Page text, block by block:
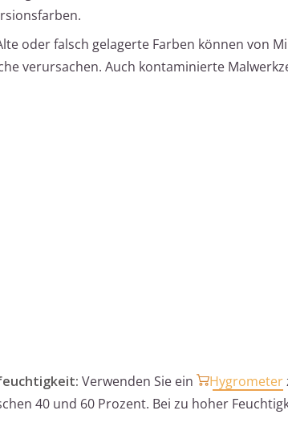
oder falsch gelagerte Farben können von
verursachen. Auch kontaminierte
Verwenden Sie ein Hygrometer
40 und 60 Prozent. Bei zu hoher